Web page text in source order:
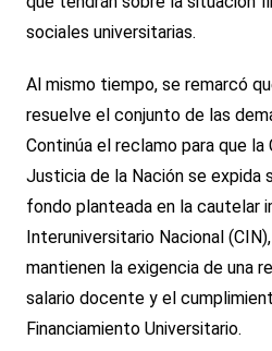
sociales universitarias.
Al mismo tiempo, se remarcó
resuelve el conjunto de las
Continúa el reclamo para que la
Justicia de la Nación se expida
fondo planteada en la cautelar
Interuniversitario Nacional
mantienen la exigencia de una
salario docente y el
Financiamiento Universitario.